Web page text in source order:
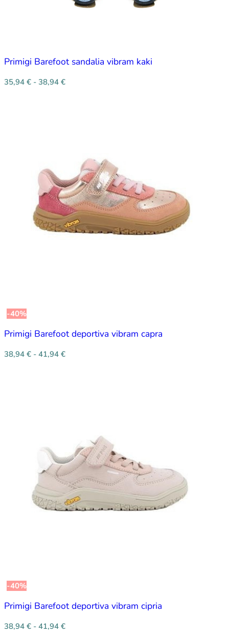
Primigi Barefoot sandalia vibram kaki
35,94 € - 38,94 €
-40%
Primigi Barefoot deportiva vibram capra
38,94 € - 41,94 €
-40%
Primigi Barefoot deportiva vibram cipria
38,94 € - 41,94 €